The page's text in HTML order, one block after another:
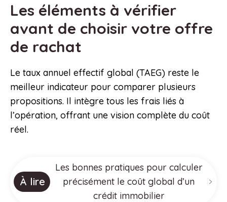
Les éléments à vérifier
avant de choisir votre offre
de rachat
Le taux annuel effectif global (TAEG) reste le
meilleur indicateur pour comparer plusieurs
propositions. Il intègre tous les frais liés à
l’opération, offrant une vision complète du coût
réel.
À lire
Les bonnes pratiques pour calculer
précisément le coût global d’un
crédit immobilier